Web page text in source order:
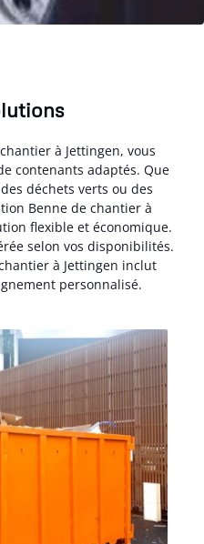
à Jettingen, vous
contenants adaptés. Que
déchets verts ou des
Benne de chantier à
flexible et économique.
selon vos disponibilités.
à Jettingen inclut
personnalisé.